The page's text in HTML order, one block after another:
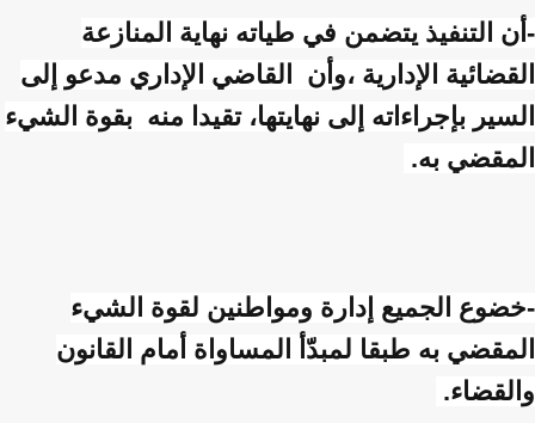
-أن التنفيذ يتضمن في طياته نهاية المنازعة
القضائية الإدارية ،وأن القاضي الإداري مدعو إلى
السير بإجراءاته إلى نهايتها، تقيدا منه بقوة الشيء
المقضي به.
-خضوع الجميع إدارة ومواطنين لقوة الشيء
المقضي به طبقا لمبدّأ المساواة أمام القانون
والقضاء.